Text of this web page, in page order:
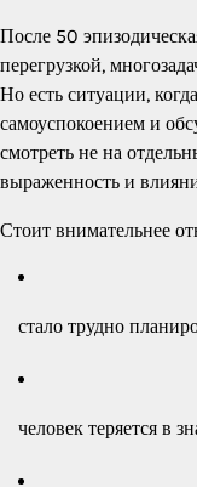
После 50
перегрузкой,
Но есть ситуации,
самоуспокоением и
смотреть не на
выраженность и
Стоит внимательнее
стало трудно
человек теряется в